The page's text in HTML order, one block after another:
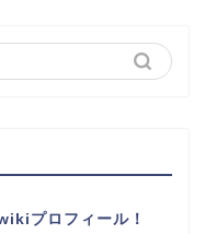
プロフィール！